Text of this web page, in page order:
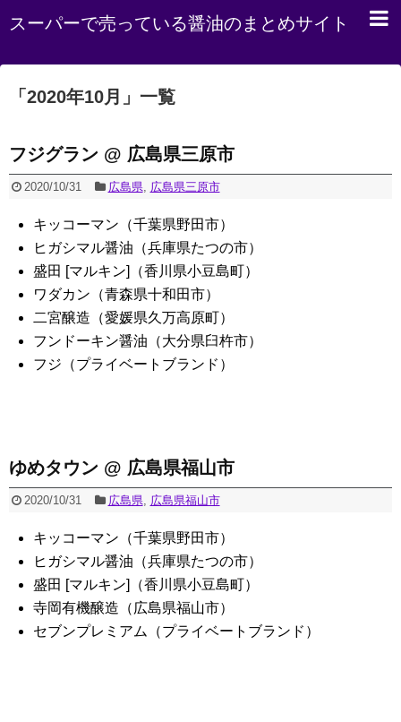
スーパーで売っている醤油のまとめサイト
「 2020年10月 」 一覧
フジグラン @ 広島県三原市
2020/10/31 広島県, 広島県三原市
キッコーマン（千葉県野田市）
ヒガシマル醤油（兵庫県たつの市）
盛田 [マルキン]（香川県小豆島町）
ワダカン（青森県十和田市）
二宮醸造（愛媛県久万高原町）
フンドーキン醤油（大分県臼杵市）
フジ（プライベートブランド）
ゆめタウン @ 広島県福山市
2020/10/31 広島県, 広島県福山市
キッコーマン（千葉県野田市）
ヒガシマル醤油（兵庫県たつの市）
盛田 [マルキン]（香川県小豆島町）
寺岡有機醸造（広島県福山市）
セブンプレミアム（プライベートブランド）